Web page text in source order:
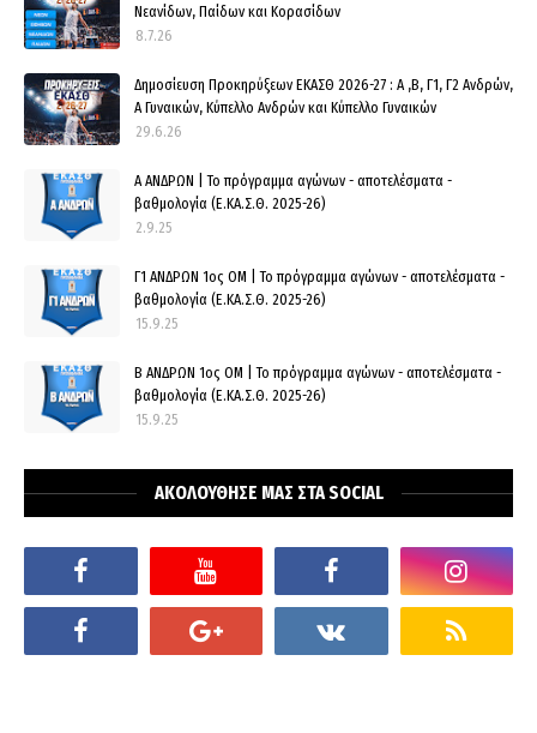
Νεανίδων, Παίδων και Κορασίδων
8.7.26
Δημοσίευση Προκηρύξεων ΕΚΑΣΘ 2026-27 : Α ,Β, Γ1, Γ2 Ανδρών,
Α Γυναικών, Κύπελλο Ανδρών και Κύπελλο Γυναικών
29.6.26
Α ΑΝΔΡΩΝ | Το πρόγραμμα αγώνων - αποτελέσματα -
βαθμολογία (Ε.ΚΑ.Σ.Θ. 2025-26)
2.9.25
Γ1 ΑΝΔΡΩΝ 1ος ΟΜ | Το πρόγραμμα αγώνων - αποτελέσματα -
βαθμολογία (Ε.ΚΑ.Σ.Θ. 2025-26)
15.9.25
Β ΑΝΔΡΩΝ 1ος ΟΜ | Το πρόγραμμα αγώνων - αποτελέσματα -
βαθμολογία (Ε.ΚΑ.Σ.Θ. 2025-26)
15.9.25
ΑΚΟΛΟΥΘΗΣΕ ΜΑΣ ΣΤΑ SOCIAL